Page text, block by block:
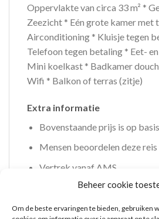
Beheer cookie
Om de beste ervaringen te bieden, gebruiken
Oppervlakte van circa 33 m² *
Zeezicht * Eén grote kamer met
Airconditioning * Kluisje tegen
Telefoon tegen betaling * Eet-
Mini koelkast * Badkamer
Wifi * Balkon of terras (zitje)
Extra informatie
Bovenstaande prijs is op
Mensen beoordelen deze reis
Vertrek vanaf AMS